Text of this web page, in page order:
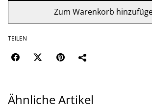
Zum Warenkorb
TEILEN
Ähnliche Artikel